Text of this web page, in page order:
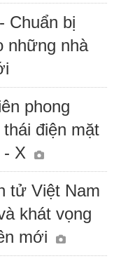
Chuẩn bị
những nhà
phong
điện mặt
X
tử Việt Nam
khát vọng
mới